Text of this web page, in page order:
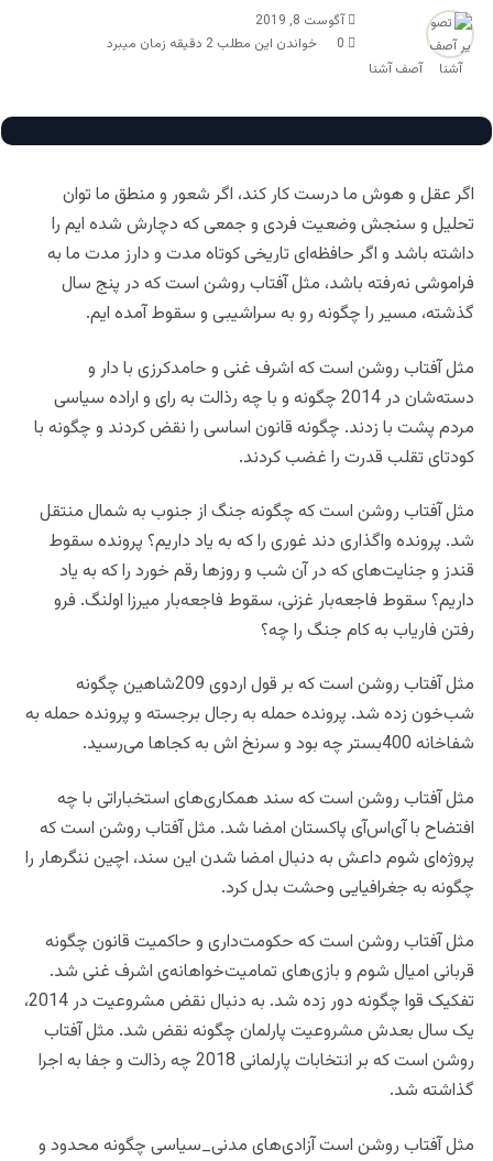
آصف آشنا
آگوست 8, 2019
0
خواندن این مطلب 2 دقیقه زمان میبرد
اگر عقل و هوش ما درست کار کند، اگر شعور و منطق ما توان
تحلیل و سنجش وضعیت فردی و جمعی که دچارش شده ایم را
داشته باشد و اگر حافظه‌ای تاریخی کوتاه مدت و دارز مدت ما به
فراموشی نه‌رفته باشد، مثل آفتاب روشن است که در پنج سال
گذشته، مسیر را چگونه رو به سراشیبی و سقوط آمده ایم.
مثل آفتاب روشن است که اشرف غنی و حامدکرزی با دار و
دسته‌شان در 2014 چگونه و با چه رذالت به رای و اراده سیاسی
مردم پشت با زدند. چگونه قانون اساسی را نقض کردند و چگونه با
کودتای تقلب قدرت را غضب کردند.
مثل آفتاب روشن است که چگونه جنگ از جنوب به شمال منتقل
شد. پرونده واگذاری دند غوری را که به یاد داریم؟ پرونده سقوط
قندز و جنایت‌های که در آن شب و روزها رقم خورد را که به یاد
داریم؟ سقوط فاجعه‌بار غزنی، سقوط فاجعه‌بار میرزا اولنگ. فرو
رفتن فاریاب به کام جنگ را چه؟
مثل آفتاب روشن است که بر قول اردوی 209شاهین چگونه
شب‌خون زده شد. پرونده حمله به رجال برجسته و پرونده حمله به
شفاخانه 400بستر چه بود و سرنخ اش به کجاها می‌رسید.
مثل آفتاب روشن است که سند همکاری‌های استخباراتی با چه
افتضاح با آی‌اس‌آی پاکستان امضا شد. مثل آفتاب روشن است که
پروژه‌ای شوم داعش به دنبال امضا شدن این سند، اچین ننگرهار را
چگونه به جغرافیایی وحشت بدل کرد.
مثل آفتاب روشن است که حکومت‌داری و حاکمیت قانون چگونه
قربانی امیال شوم و بازی‌های تمامیت‌خواهانه‌ی اشرف غنی شد.
تفکیک قوا چگونه دور زده شد. به دنبال نقض مشروعیت در 2014،
یک سال بعدش مشروعیت پارلمان چگونه نقض شد. مثل آفتاب
روشن است که بر انتخابات پارلمانی 2018 چه رذالت و جفا به اجرا
گذاشته شد.
مثل آفتاب روشن است آزادی‌های مدنی_سیاسی چگونه محدود و